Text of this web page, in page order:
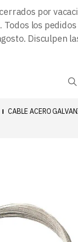
por
Todos los
Disculpen
CABLE ACERO